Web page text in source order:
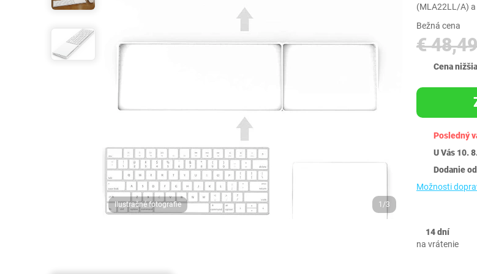
Ilustračné fotografie 1/3
(MLA22LL/A) a
Bežná cena
€ 48,49
Cena
Posledný
U Vás 10.
Dodanie
Možnosti
14 dní
na vrátenie